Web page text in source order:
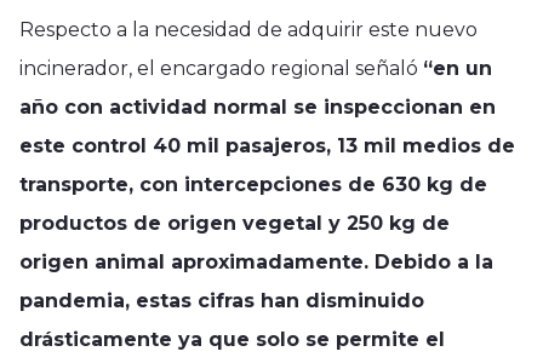
Respecto a la necesidad de adquirir este nuevo
incinerador, el encargado regional señaló “en un
año con actividad normal se inspeccionan en
este control 40 mil pasajeros, 13 mil medios de
transporte, con intercepciones de 630 kg de
productos de origen vegetal y 250 kg de
origen animal aproximadamente. Debido a la
pandemia, estas cifras han disminuido
drásticamente ya que solo se permite el